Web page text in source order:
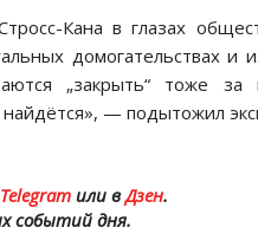
Кана в глазах
домогательствах и
„закрыть“ тоже за
— подытожил
Telegramили вДзен.
событий дня.